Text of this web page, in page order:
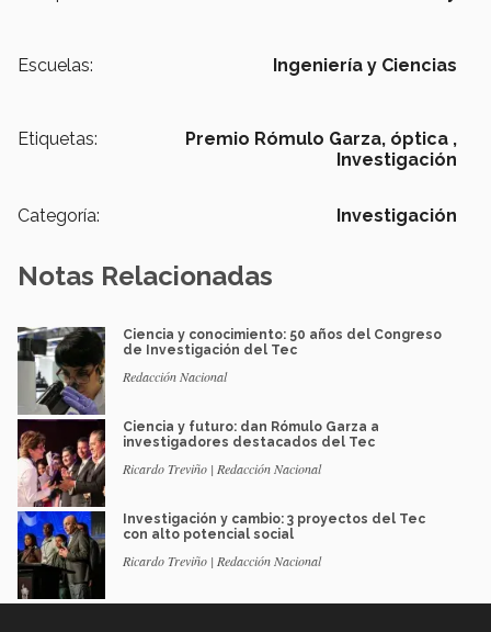
Escuelas: Ingeniería y Ciencias
Etiquetas: Premio Rómulo Garza, óptica ,
Investigación
Categoría: Investigación
Notas Relacionadas
Ciencia y conocimiento: 50 años del Congreso
de Investigación del Tec
Redacción Nacional
Ciencia y futuro: dan Rómulo Garza a
investigadores destacados del Tec
Ricardo Treviño | Redacción Nacional
Investigación y cambio: 3 proyectos del Tec
con alto potencial social
Ricardo Treviño | Redacción Nacional